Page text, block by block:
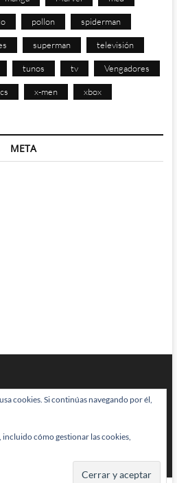
pollon spiderman
superman televisión
tunos tv Vengadores
x-men xbox
META
por:Theme Freesia|WordPress| © Todos
cookies. Si continúas navegando por él,
cómo gestionar las cookies,